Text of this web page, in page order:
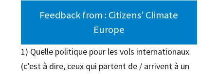
Feedback from : Citizens’ Climate
Europe
1) Quelle politique pour les vols internationaux
(c’est à dire, ceux qui partent de / arrivent à un